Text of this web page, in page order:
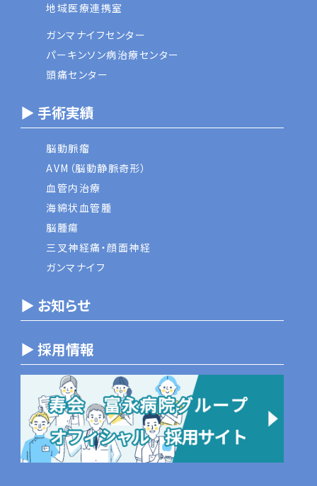
地域医療連携室
ガンマナイフセンター
パーキンソン病治療センター
頭痛センター
▶ 手術実績
脳動脈瘤
AVM（脳動静脈奇形）
血管内治療
海綿状血管腫
脳腫瘍
三叉神経痛・顔面神経
ガンマナイフ
▶ お知らせ
▶ 採用情報